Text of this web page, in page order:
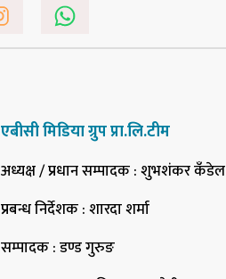
एबीसी मिडिया ग्रुप प्रा.लि.टीम
अध्यक्ष / प्रधान सम्पादक: शुभशंकर कँडेल
प्रबन्ध निर्देशक: शारदा शर्मा
सम्पादक: डण्ड गुरुङ